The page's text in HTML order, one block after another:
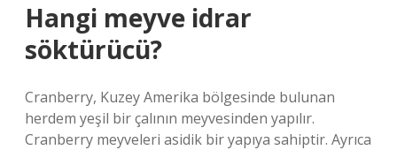
Hangi meyve idrar
söktürücü?
Cranberry, Kuzey Amerika bölgesinde bulunan
herdem yeşil bir çalının meyvesinden yapılır.
Cranberry meyveleri asidik bir yapıya sahiptir. Ayrıca